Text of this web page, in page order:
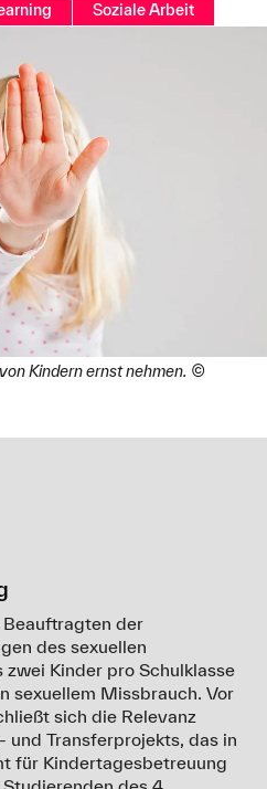
Soziale Arbeit
Kindern ernst nehmen. ©
der
des sexuellen
Kinder pro Schulklasse
sexuellem Missbrauch. Vor
sich die Relevanz
und Transferprojekts, das in
für Kindertagesbetreuung